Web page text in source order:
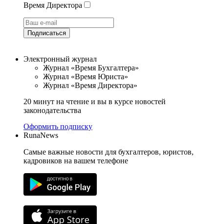
Время Директора
Подписаться
Электронный журнал
Журнал «Время Бухгалтера»
Журнал «Время Юриста»
Журнал «Время Директора»
20 минут на чтение и вы в курсе новостей
законодательства
Оформить подписку
RunaNews
Самые важные новости для бухгалтеров, юристов,
кадровиков на вашем телефоне